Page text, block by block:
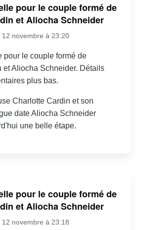
pour le couple formé de
et Aliocha Schneider
novembre à 23:20
pour le couple formé de
et Aliocha Schneider. Détails
plus bas.
Charlotte Cardin et son
date Aliocha Schneider
une belle étape.
pour le couple formé de
et Aliocha Schneider
novembre à 23:18